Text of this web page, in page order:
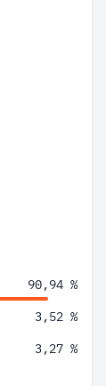
90,94 %
3,52 %
3,27 %